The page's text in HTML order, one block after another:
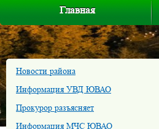
Главная
Новости района
Информация УВД ЮВАО
Прокурор разъясняет
Информация МЧС ЮВАО